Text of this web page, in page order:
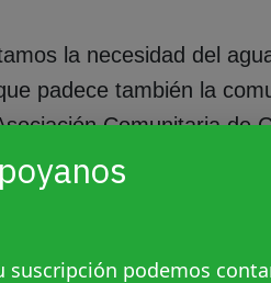
suscripción podemos
la necesidad del
padece también la
Comunitaria de
de presentar notas y
salió a la ruta nacional
Capitanich. Les fue